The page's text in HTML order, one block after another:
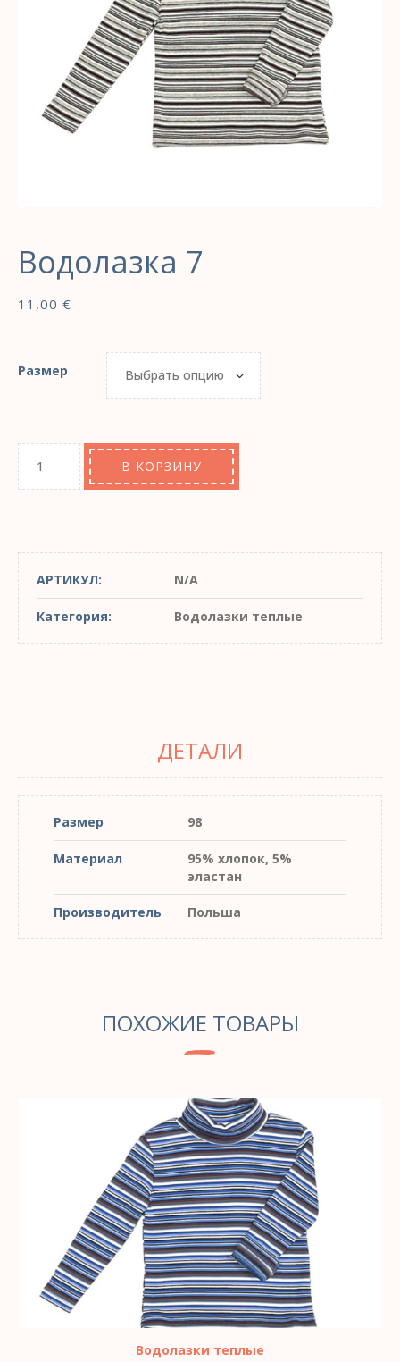
Водолазка 7
11,00 €
Размер
В КОРЗИНУ
АРТИКУЛ: N/A
Категория: Водолазки теплые
ДЕТАЛИ
Размер 98
Материал
95% хлопок, 5%
эластан
Производитель Польша
ПОХОЖИЕ ТОВАРЫ
ВЫБЕРИТЕ ПАРАМЕТРЫ
Водолазки теплые